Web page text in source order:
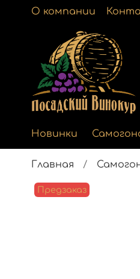
О компании
Новинки
Главная
Предзаказ